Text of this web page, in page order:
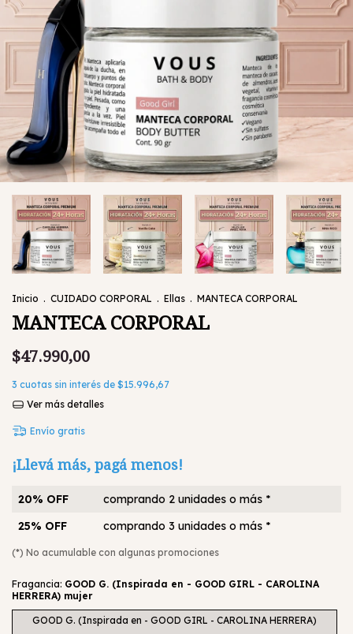
Inicio . CUIDADO CORPORAL . Ellas . MANTECA CORPORAL
MANTECA CORPORAL
$47.990,00
3 cuotas sin interés de $15.996,67
Ver más detalles
Envío gratis
¡Llevá más, pagá menos!
20% OFF
comprando 2 unidades o más *
25% OFF
comprando 3 unidades o más *
(*) No acumulable con algunas promociones
Fragancia: GOOD G. (Inspirada en - GOOD GIRL - CAROLINA
HERRERA) mujer
GOOD G. (Inspirada en - GOOD GIRL - CAROLINA HERRERA)